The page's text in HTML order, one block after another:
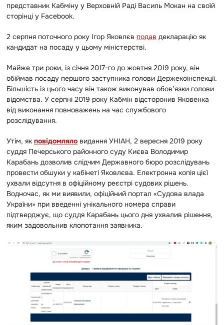
представник Кабміну у Верховній Раді Василь Мокан на своїй
сторінці у Facebook.
2 серпня поточного року Ігор Яковлєв подав декларацію як
кандидат на посаду у цьому міністерстві.
Майже три роки, із січня 2017-го до жовтня 2019 року, він
обіймав посаду першого заступника голови Держекоінспекції.
Більшість із цього часу він також виконував обов’язки голови
відомства. У серпні 2019 року Кабмін відсторонив Яковенка
від виконання повноважень на час службового
розслідування.
Утім, як повідомляло видання УНІАН, 2 вересня 2019 року
суддя Печерського районного суду Києва Володимир
Карабань дозволив слідчим Державного бюро розслідувань
провести обшуки у кабінеті Яковлєва. Електронна копія цієї
ухвали відсутня в офіційному реєстрі судових рішень.
Водночас, як ми виявили, офіційний портал «Судова влада
України» при введенні унікального номера справи
підтверджує, що суддя Карабань цього дня ухвалив рішення,
яким задовольнив клопотання заявника.